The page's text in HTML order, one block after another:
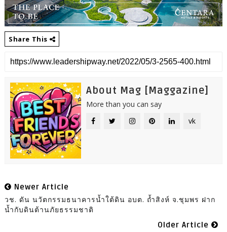
Share This
About Mag [Maggazine]
More than you can say
vk
Newer Article
วช. ดัน นวัตกรรมธนาคารน้ำใต้ดิน อบต. ถ้ำสิงห์ จ.ชุมพร ฝาก
น้ำกับดินต้านภัยธรรมชาติ​
Older Article